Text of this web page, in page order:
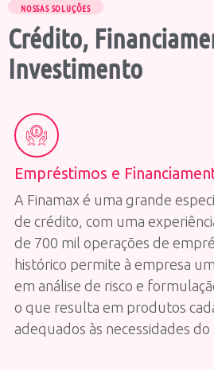
NOSSAS SOLUÇÕES
Crédito,
Investimento
Empréstimos e
A Finamax é uma grande
de crédito, com uma
de 700 mil operações de
histórico permite à empresa
em análise de risco e
o que resulta em produtos
adequados às necessidades do